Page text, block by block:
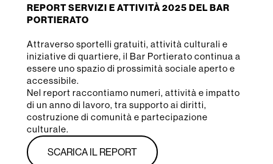
REPORT SERVIZI E ATTIVITÀ 2025 DEL BAR
PORTIERATO
Attraverso sportelli gratuiti, attività culturali e
iniziative di quartiere, il Bar Portierato continua a
essere uno spazio di prossimità sociale aperto e
accessibile.
Nel report raccontiamo numeri, attività e impatto
di un anno di lavoro, tra supporto ai diritti,
costruzione di comunità e partecipazione
culturale.
SCARICA IL REPORT